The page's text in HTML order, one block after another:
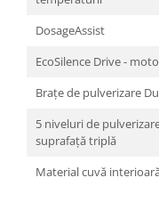
DosageAssist
EcoSilence Drive -
Braţe de pulverizare
5 niveluri de
suprafaţă triplă
Material cuvă